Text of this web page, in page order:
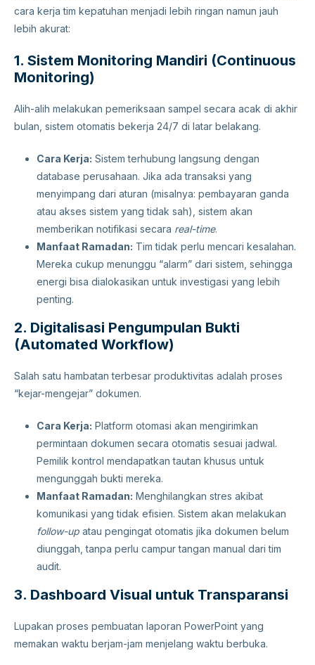
cara kerja tim kepatuhan menjadi lebih ringan namun jauh
lebih akurat:
1. Sistem Monitoring Mandiri (Continuous
Monitoring)
Alih-alih melakukan pemeriksaan sampel secara acak di akhir
bulan, sistem otomatis bekerja 24/7 di latar belakang.
Cara Kerja: Sistem terhubung langsung dengan
database perusahaan. Jika ada transaksi yang
menyimpang dari aturan (misalnya: pembayaran ganda
atau akses sistem yang tidak sah), sistem akan
memberikan notifikasi secara real-time.
Manfaat Ramadan: Tim tidak perlu mencari kesalahan.
Mereka cukup menunggu “alarm” dari sistem, sehingga
energi bisa dialokasikan untuk investigasi yang lebih
penting.
2. Digitalisasi Pengumpulan Bukti
(Automated Workflow)
Salah satu hambatan terbesar produktivitas adalah proses
“kejar-mengejar” dokumen.
Cara Kerja: Platform otomasi akan mengirimkan
permintaan dokumen secara otomatis sesuai jadwal.
Pemilik kontrol mendapatkan tautan khusus untuk
mengunggah bukti mereka.
Manfaat Ramadan: Menghilangkan stres akibat
komunikasi yang tidak efisien. Sistem akan melakukan
follow-up atau pengingat otomatis jika dokumen belum
diunggah, tanpa perlu campur tangan manual dari tim
audit.
3. Dashboard Visual untuk Transparansi
Lupakan proses pembuatan laporan PowerPoint yang
memakan waktu berjam-jam menjelang waktu berbuka.